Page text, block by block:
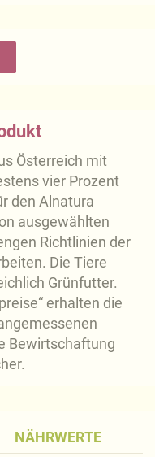
Österreich mit
vier Prozent
den Alnatura
ausgewählten
Richtlinien der
Die Tiere
Grünfutter.
erhalten die
Bewirtschaftung
NÄHRWERTE